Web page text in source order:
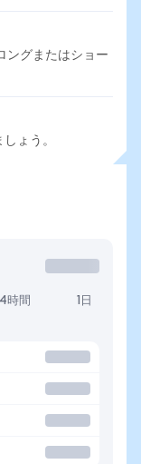
ングまたはショー
ょう。
4時間 1日